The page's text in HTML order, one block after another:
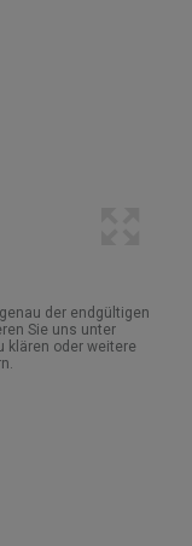
der endgültigen
Sie uns unter
klären oder weitere